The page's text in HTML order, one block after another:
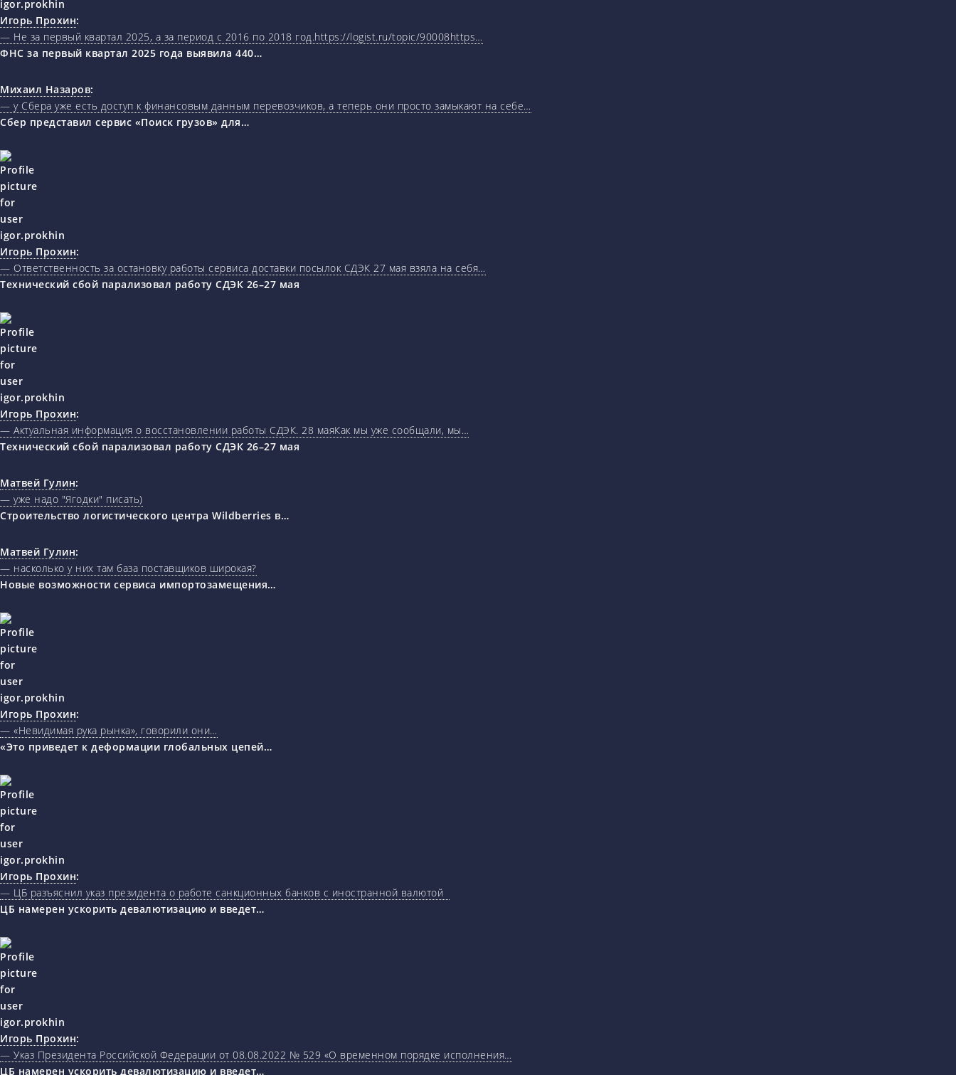
Игорь Прохин:
— Не за первый квартал 2025, а за период с 2016 по 2018 год.https://logist.ru/topic/90008https…
ФНС за первый квартал 2025 года выявила 440…
Михаил Назаров:
— у Сбера уже есть доступ к финансовым данным перевозчиков, а теперь они просто замыкают на себе…
Сбер представил сервис «Поиск грузов» для…
Игорь Прохин:
— Ответственность за остановку работы сервиса доставки посылок СДЭК 27 мая взяла на себя…
Технический сбой парализовал работу СДЭК 26–27 мая
Игорь Прохин:
— Актуальная информация о восстановлении работы СДЭК. 28 маяКак мы уже сообщали, мы…
Технический сбой парализовал работу СДЭК 26–27 мая
Матвей Гулин:
— уже надо "Ягодки" писать)
Строительство логистического центра Wildberries в…
Матвей Гулин:
— насколько у них там база поставщиков широкая?
Новые возможности сервиса импортозамещения…
Игорь Прохин:
— «Невидимая рука рынка», говорили они…
«Это приведет к деформации глобальных цепей…
Игорь Прохин:
— ЦБ разъяснил указ президента о работе санкционных банков с иностранной валютой
ЦБ намерен ускорить девалютизацию и введет…
Игорь Прохин:
— Указ Президента Российской Федерации от 08.08.2022 № 529 «О временном порядке исполнения…
ЦБ намерен ускорить девалютизацию и введет…